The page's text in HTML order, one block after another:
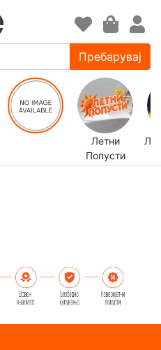
Пребарувај
Летни
Попусти